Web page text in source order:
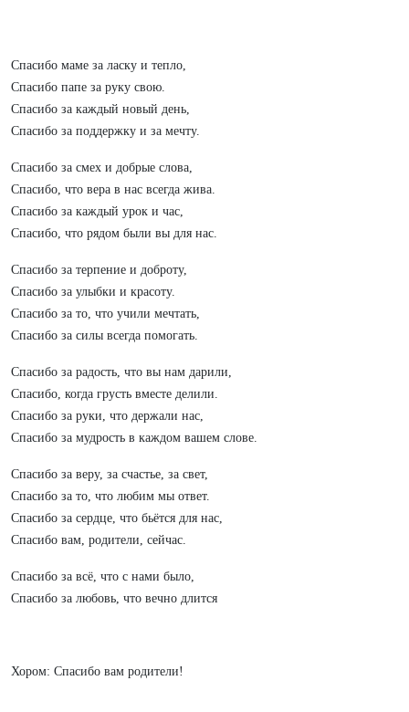
Спасибо маме за ласку и тепло,
Спасибо папе за руку свою.
Спасибо за каждый новый день,
Спасибо за поддержку и за мечту.
Спасибо за смех и добрые слова,
Спасибо, что вера в нас всегда жива.
Спасибо за каждый урок и час,
Спасибо, что рядом были вы для нас.
Спасибо за терпение и доброту,
Спасибо за улыбки и красоту.
Спасибо за то, что учили мечтать,
Спасибо за силы всегда помогать.
Спасибо за радость, что вы нам дарили,
Спасибо, когда грусть вместе делили.
Спасибо за руки, что держали нас,
Спасибо за мудрость в каждом вашем слове.
Спасибо за веру, за счастье, за свет,
Спасибо за то, что любим мы ответ.
Спасибо за сердце, что бьётся для нас,
Спасибо вам, родители, сейчас.
Спасибо за всё, что с нами было,
Спасибо за любовь, что вечно длится
Хором: Спасибо вам родители!